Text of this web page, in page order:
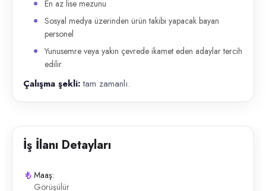
En az lise mezunu
Sosyal medya üzerinden ürün takibi yapacak bayan
personel
Yunusemre veya yakın çevrede ikamet eden adaylar tercih
edilir
Çalışma şekli:tam zamanlı.
İş İlanı Detayları
Maaş:
Görüşülür